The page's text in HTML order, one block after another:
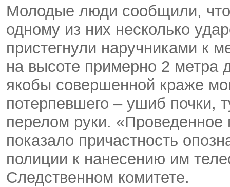
Молодые люди сообщили,
одному из них несколько
пристегнули наручниками к
на высоте примерно 2 метра
якобы совершенной краже
потерпевшего – ушиб почки,
перелом руки. «Проведенное
показало причастность
полиции к нанесению им
Следственном комитете.